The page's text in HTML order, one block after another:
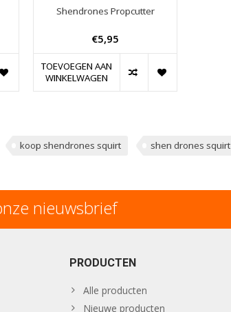
Shendrones Propcutter
€5,95
TOEVOEGEN AAN
WINKELWAGEN
koop shendrones squirt shen drones squirt
nieuwsbrief
PRODUCTEN
Alle producten
Nieuwe producten